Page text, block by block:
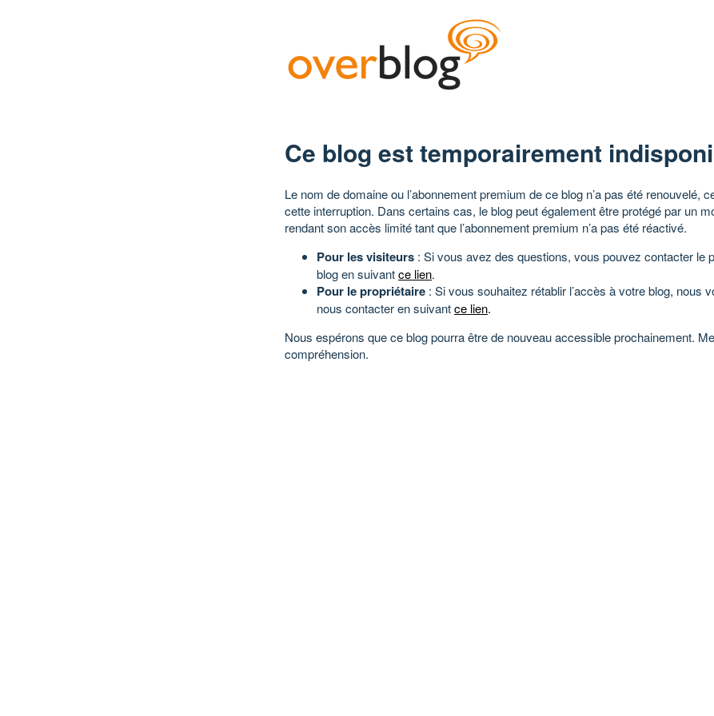
Ce blog est temporairement
Le nom de domaine ou l’abonnement premium de ce blog n’a pas été renouvelé,
cette interruption. Dans certains cas, le blog peut également être protégé par un
rendant son accès limité tant que l’abonnement premium n’a pas été réactivé.
Pour les visiteurs : Si vous avez des questions, vous pouvez contacter le
blog en suivantce lien.
Pour le propriétaire : Si vous souhaitez rétablir l’accès à votre blog, nous
nous contacter en suivantce lien.
Nous espérons que ce blog pourra être de nouveau accessible prochainement.
compréhension.